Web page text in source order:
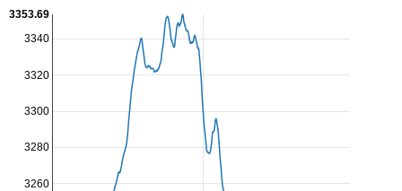
3260
3280
3300
3320
3340
3353.69